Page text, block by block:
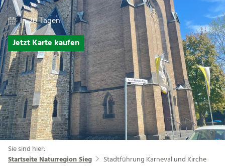
In 20 Tagen
Jetzt Karte kaufen
Sie sind hier:
Startseite Naturregion Sieg
Stadtführung Karneval und Kirche